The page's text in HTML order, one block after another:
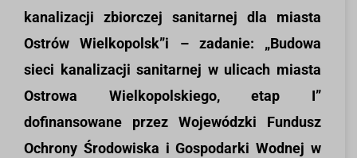
kanalizacji zbiorczej sanitarnej dla miasta
Ostrów Wielkopolsk”i – zadanie: „Budowa
sieci kanalizacji sanitarnej w ulicach miasta
Ostrowa Wielkopolskiego, etap I”
dofinansowane przez Wojewódzki Fundusz
Ochrony Środowiska i Gospodarki Wodnej w